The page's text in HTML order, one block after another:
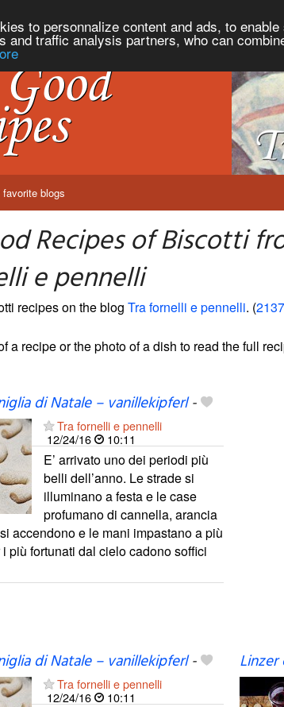
to personnalize content and ads, to
and traffic analysis partners, who can
favorite blogs
Recipes of Biscotti
e pennelli
recipes on the blog Tra fornelli e pennelli. (
a recipe or the photo of a dish to read the full
di Natale – vanillekipferl-
Tra fornelli e pennelli
12/24/16
10:11
E’ arrivato uno dei periodi più
belli dell’anno. Le strade si
illuminano a festa e le case
profumano di cannella, arancia
accendono e le mani impastano a più
più fortunati dal cielo cadono soffici
di Natale – vanillekipferl-
Tra fornelli e pennelli
12/24/16
10:11